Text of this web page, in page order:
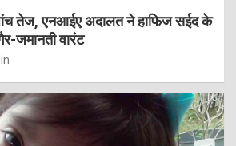
तेज, एनआईए अदालत ने हाफिज सईद के
जमानती वारंट